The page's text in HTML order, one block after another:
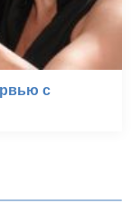
с